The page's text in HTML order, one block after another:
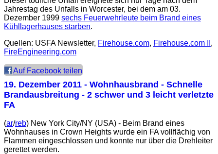
Jahrestag des Unfalls in Worcester, bei dem am 03.
Dezember 1999 sechs Feuerwehrleute beim Brand eines
Kühllagerhauses starben.
Quellen: USFA Newsletter, Firehouse.com, Firehouse.com II ,
FireEngineering.com
Auf Facebook teilen
19. Dezember 2011 - Wohnhausbrand - Schnelle
Brandausbreitung - 2 schwer und 3 leicht verletzte
FA
(ar/reb) New York City/NY (USA) - Beim Brand eines
Wohnhauses in Crown Heights wurde ein FA vollflächig von
Flammen eingeschlossen und konnte nur über die Drehleiter
gerettet werden.